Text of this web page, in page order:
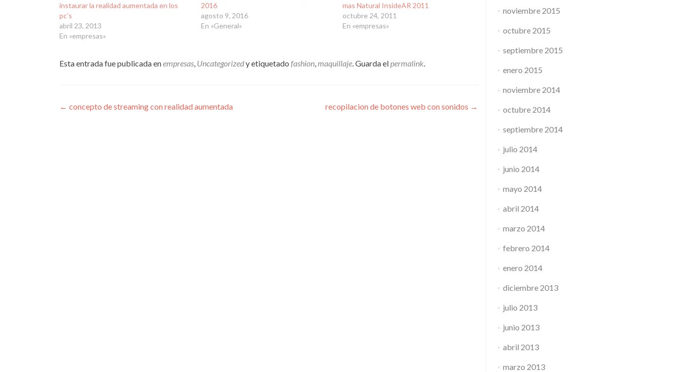
instaurar la realidad aumentada en los
pc’s
abril 23, 2013
En «empresas»
2016
agosto 9, 2016
En «General»
mas Natural InsideAR 2011
octubre 24, 2011
En «empresas»
Esta entrada fue publicada enempresas, Uncategorizedy etiquetado fashion,maquillaje. Guarda elpermalink.
Navegación
← concepto de streaming con realidad aumentada recopilacion de botones web con sonidos →
noviembre 2015
octubre 2015
septiembre 2015
enero 2015
noviembre 2014
octubre 2014
septiembre 2014
julio 2014
junio 2014
mayo 2014
abril 2014
marzo 2014
febrero 2014
enero 2014
diciembre 2013
julio 2013
junio 2013
abril 2013
marzo 2013